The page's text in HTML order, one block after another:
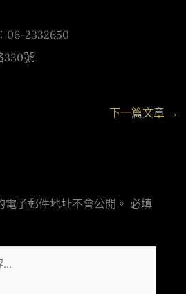
06-2332650
330號
下一篇文章 →
子郵件地址不會公開。 必填